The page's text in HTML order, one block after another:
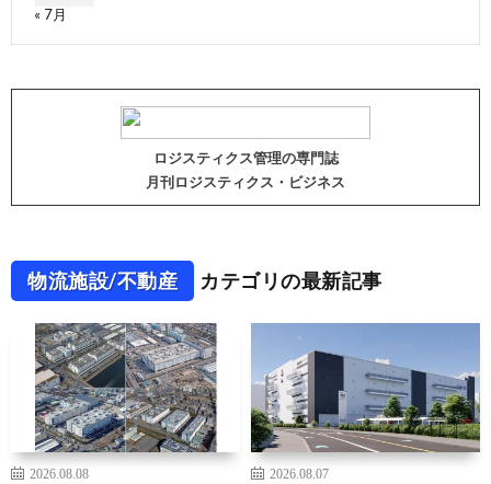
« 7月
ロジスティクス管理の専門誌
月刊ロジスティクス・ビジネス
物流施設/不動産 カテゴリの最新記事
2026.08.08
2026.08.07